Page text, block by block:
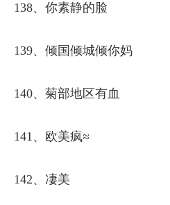
138、你素静的脸
139、倾国倾城倾你妈
140、菊部地区有血
141、欧美疯≈
142、凄美